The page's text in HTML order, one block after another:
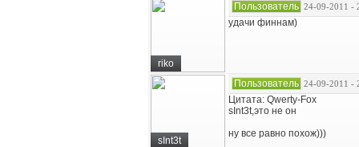
riko
Пользователь 24-09-2011 -
удачи финнам)
sInt3t
Пользователь 24-09-2011 -
Цитата: Qwerty-Fox
sInt3t,это не он
ну все равно похож)))